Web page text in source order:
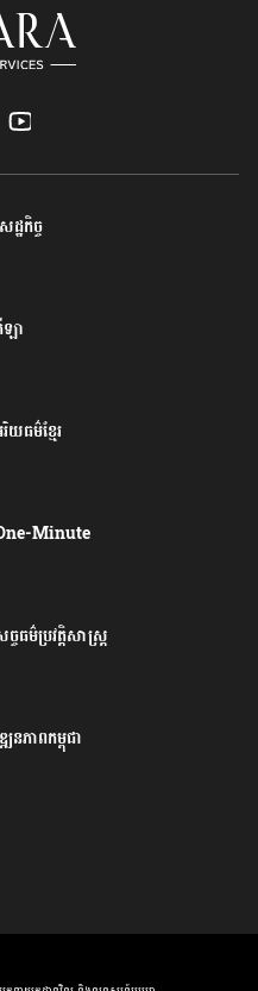
ដ្ឋកិច្ច
ា
យធម៌ខ្មែរ
Minute
ចធម៌ប្រវត្តិសាស្ត្រ
ឍនភាពកម្ពុជា